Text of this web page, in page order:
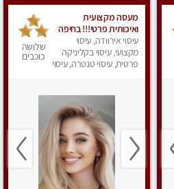
מעסה מקצועית
ואיכותית פרטי!!! בחיפה
עיסוי אירוודה, עיסוי
מקצועי, עיסוי בקליניקה
פרטית, עיסוי טנטרה, עיסוי
שלושה
כוכבים